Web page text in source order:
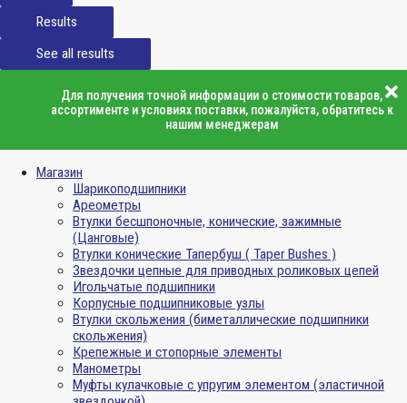
Results
See all results
Для получения точной информации о стоимости товаров,
ассортименте и условиях поставки, пожалуйста, обратитесь к
нашим менеджерам
Магазин
Шарикоподшипники
Ареометры
Втулки бесшпоночные, конические, зажимные
(Цанговые)
Втулки конические Тапербуш ( Taper Bushes )
Звездочки цепные для приводных роликовых цепей
Игольчатые подшипники
Корпусные подшипниковые узлы
Втулки скольжения (биметаллические подшипники
скольжения)
Крепежные и стопорные элементы
Манометры
Муфты кулачковые с упругим элементом (эластичной